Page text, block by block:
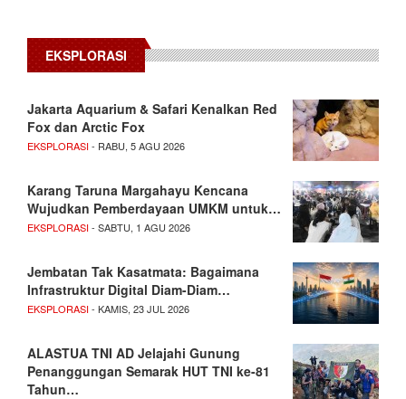
EKSPLORASI
Jakarta Aquarium & Safari Kenalkan Red
Fox dan Arctic Fox
EKSPLORASI- RABU, 5 AGU 2026
Karang Taruna Margahayu Kencana
Wujudkan Pemberdayaan UMKM untuk…
EKSPLORASI- SABTU, 1 AGU 2026
Jembatan Tak Kasatmata: Bagaimana
Infrastruktur Digital Diam-Diam…
EKSPLORASI- KAMIS, 23 JUL 2026
ALASTUA TNI AD Jelajahi Gunung
Penanggungan Semarak HUT TNI ke-81
Tahun…